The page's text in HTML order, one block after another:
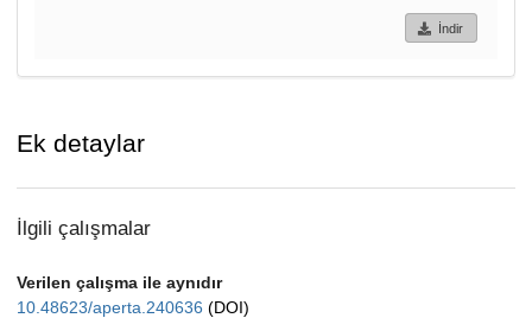
İndir
Ek detaylar
İlgili çalışmalar
Verilen çalışma ile aynıdır
10.48623/aperta.240636 (DOI)